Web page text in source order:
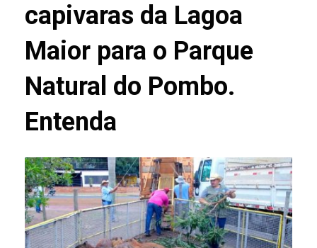
capivaras da Lagoa
Maior para o Parque
Natural do Pombo.
Entenda